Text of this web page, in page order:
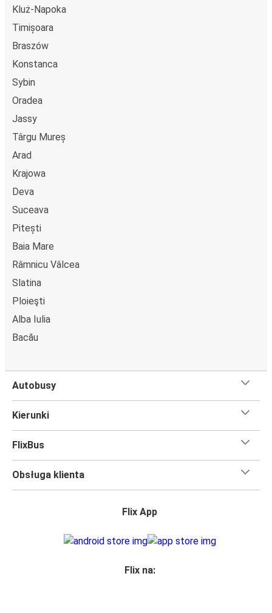
Kluż-Napoka
Timișoara
Braszów
Konstanca
Sybin
Oradea
Jassy
Târgu Mureș
Arad
Krajowa
Deva
Suceava
Pitești
Baia Mare
Râmnicu Vâlcea
Slatina
Ploieşti
Alba Iulia
Bacău
Autobusy
Kierunki
FlixBus
Obsługa klienta
Flix App
Flix na: